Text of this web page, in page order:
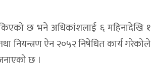
छ भने अधिकांशलाई ६ महिनादेखि १
नियन्त्रण ऐन २०५२ निषेधित कार्य गरेकोले
छ ।